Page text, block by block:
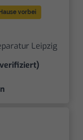
vorbei
Leipzig